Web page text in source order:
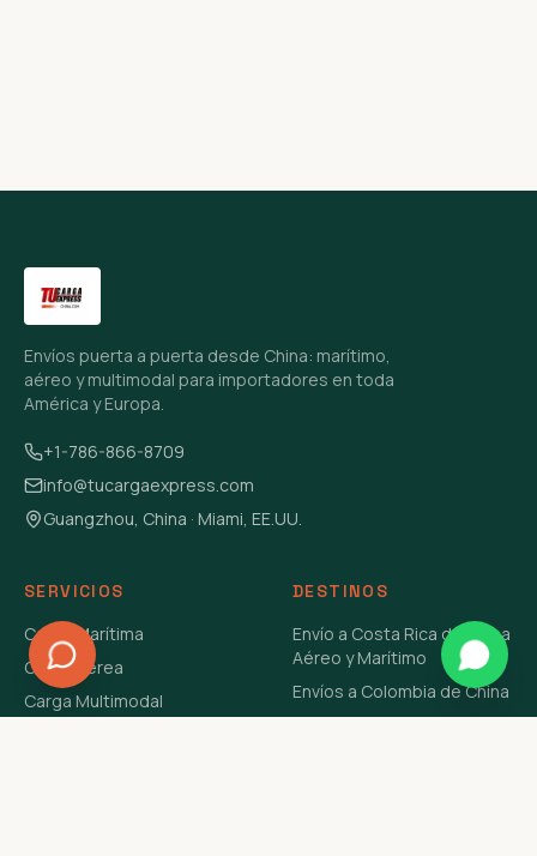
Envíos puerta a puerta desde China: marítimo,
aéreo y multimodal para importadores en toda
América y Europa.
+1-786-866-8709
info@tucargaexpress.com
Guangzhou, China · Miami, EE.UU.
SERVICIOS
Carga Marítima
Carga Aérea
Carga Multimodal
DESTINOS
Envío a Costa Rica de China
Aéreo y Marítimo
Envíos a Colombia de China